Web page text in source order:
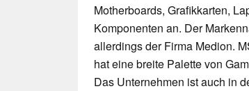
Motherboards, Grafikkarten,
Komponenten an. Der
allerdings der Firma Medion.
hat eine breite Palette von
Das Unternehmen ist auch in